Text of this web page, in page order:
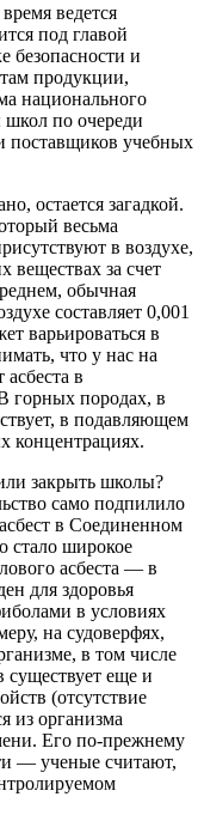
ведется
под главой
безопасности и
продукции,
национального
по очереди
поставщиков учебных
остается загадкой.
весьма
в воздухе,
веществах за счет
обычная
составляет 0,001
варьироваться в
что у нас на
асбеста в
горных породах, в
в подавляющем
концентрациях.
закрыть школы?
само подпилило
в Соединенном
стало широкое
асбеста — в
для здоровья
в условиях
на судоверфях,
в том числе
еще и
(отсутствие
из организма
Его по-прежнему
— ученые считают,